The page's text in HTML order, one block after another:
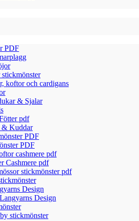
PDF
koftor och cardigans
& Sjalar
pdf
& Kuddar
PDF
PDF
cashmere pdf
Cashmere pdf
stickmönster pdf
Design
Design
stickmönster